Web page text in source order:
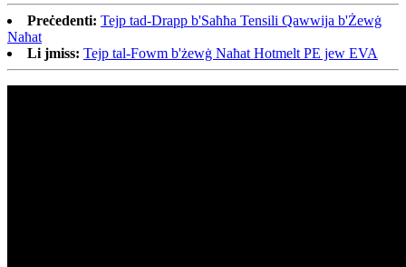
Preċedenti: Tejp tad-Drapp b'Saħħa Tensili Qawwija b'Żewġ
Naħat
Li jmiss: Tejp tal-Fowm b'żewġ Naħat Hotmelt PE jew EVA